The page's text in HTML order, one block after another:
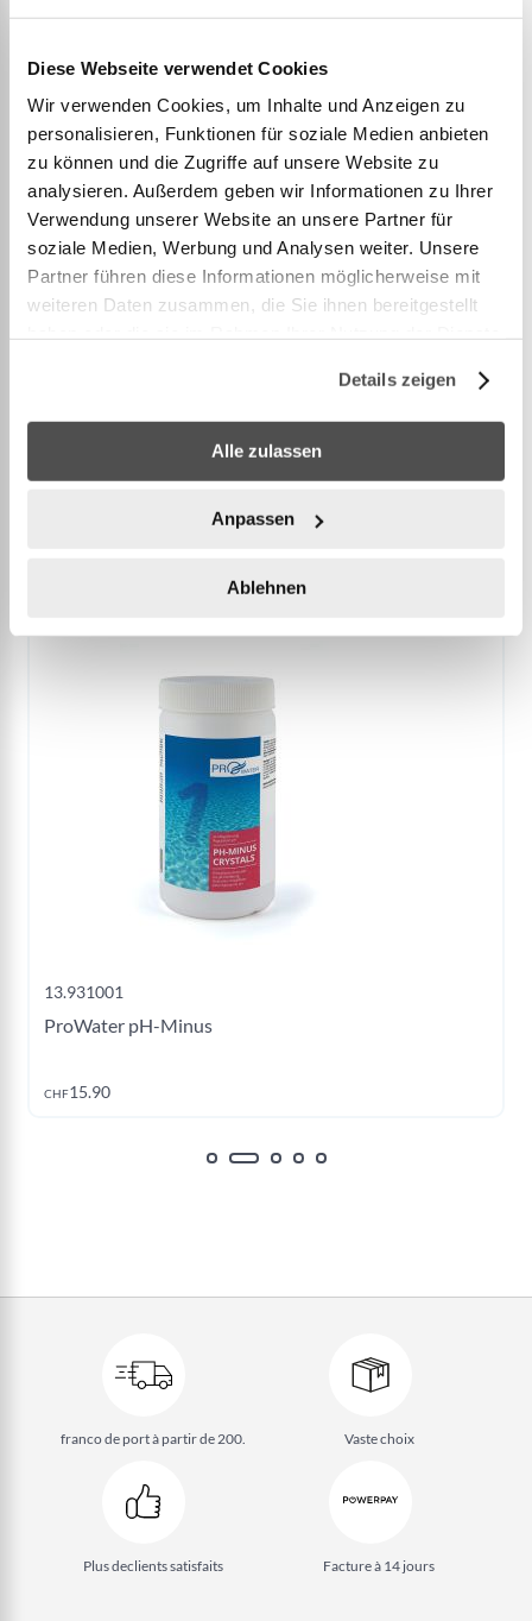
Diese Webseite verwendet Cookies
Wir verwenden Cookies, um Inhalte und Anzeigen zu
personalisieren, Funktionen für soziale Medien anbieten
zu können und die Zugriffe auf unsere Website zu
analysieren. Außerdem geben wir Informationen zu Ihrer
Verwendung unserer Website an unsere Partner für
soziale Medien, Werbung und Analysen weiter. Unsere
Partner führen diese Informationen möglicherweise mit
weiteren Daten zusammen, die Sie ihnen bereitgestellt
Details zeigen
Alle zulassen
Anpassen
Ablehnen
permettent de collecter les débris dans le grand
panier filtrant
compatibles avec les principales m ...
Voir plus
Accessories
13.931001
ProWater pH-Minus
CHF15.90
franco de port à partir de 200. Vaste choix
Plus declients satisfaits Facture à 14 jours